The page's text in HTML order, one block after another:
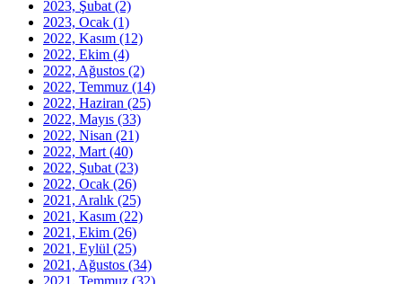
2023, Şubat (2)
2023, Ocak (1)
2022, Kasım (12)
2022, Ekim (4)
2022, Ağustos (2)
2022, Temmuz (14)
2022, Haziran (25)
2022, Mayıs (33)
2022, Nisan (21)
2022, Mart (40)
2022, Şubat (23)
2022, Ocak (26)
2021, Aralık (25)
2021, Kasım (22)
2021, Ekim (26)
2021, Eylül (25)
2021, Ağustos (34)